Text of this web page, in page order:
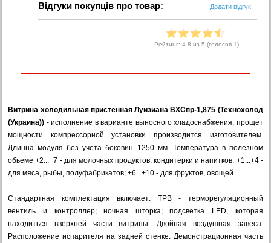
Відгуки покупців про товар: Додати відгук
Рейтинг: 4.8 из 5 (голосов 1)
Витрина холодильная пристенная Луизиана ВХСпр-1,875 (Технохолод
(Украина)) - исполнение в варианте выносного хладоснабжения, прощет
мощности компрессорной установки производится изготовителем.
Длинна модуля без учета боковин 1250 мм. Температура в полезном
обьеме +2...+7 - для молочных продуктов, кондитерки и напитков; +1...+4 -
для мяса, рыбы, полуфабрикатов; +6...+10 - для фруктов, овощей.
Стандартная комплектация включает: ТРВ - терморегуляционный
вентиль и контроллер; ночная шторка; подсветка LED, которая
находиться вверхней части витрины. Двойная воздушная завеса.
Расположение испарителя на задней стенке. Демонстрационная часть